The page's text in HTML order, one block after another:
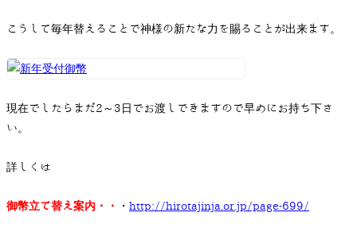
こうして毎年替えることで神様の新たな力を賜ることが出来ます。
現在でしたらまだ2～3日でお渡しできますので早めにお持ち下さ
い。
詳しくは
御幣立て替え案内・・ ・ http://hirotajinja.or.jp/page-699/